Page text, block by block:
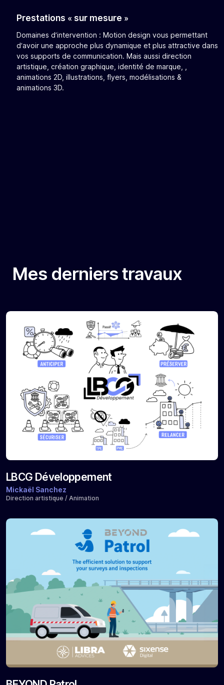
Prestations « sur mesure »
Domaines d’intervention : Motion design vous permettant
d’avoir une approche plus dynamique et plus attractive dans
vos supports de communication. Mais aussi direction
artistique, création graphique, identité de marque, ,
animations 2D, illustrations, flyers, modélisations &
animations 3D.
Mes derniers travaux
LBCG Développement
Mickaël Sanchez
Direction artistique / Animation